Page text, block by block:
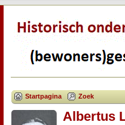
Startpagina Zoek
Albertus